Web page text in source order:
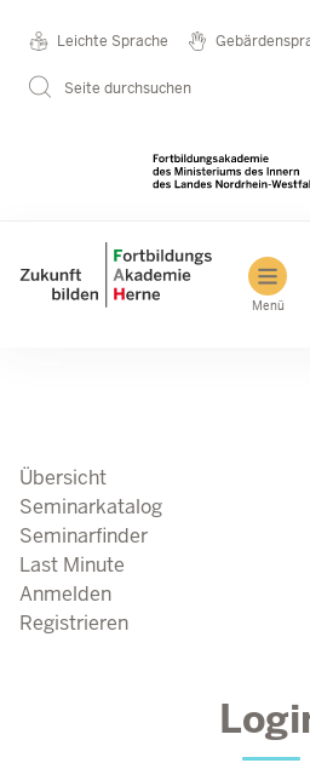
Metanavigation
Leichte Sprache
Seite durchsuchen
Menü
Übersicht
Seminarkatalog
Seminarfinder
Last Minute
Anmelden
Registrieren